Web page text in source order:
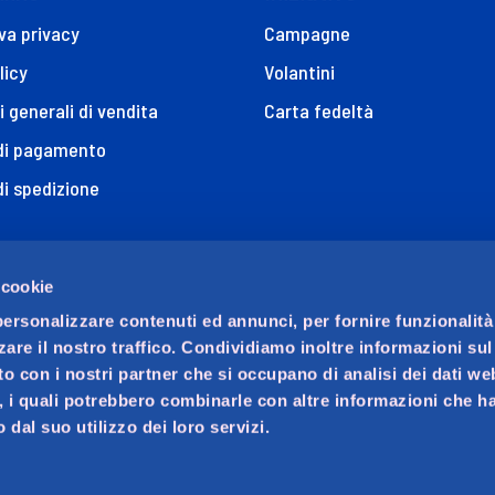
contenuti ed annunci, per fornire funzionalità
il nostro traffico. Condividiamo inoltre informazioni
con i nostri partner che si occupano di analisi dei dati
i quali potrebbero combinarle con altre informazioni che
dal suo utilizzo dei loro servizi.
privacy
generali di vendita
pagamento
spedizione
di Accessibilità
Campagne
Volantini
Carta fedeltà